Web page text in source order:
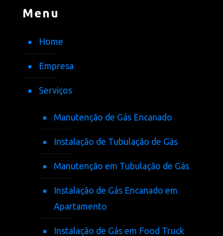
Menu
Home
Empresa
Serviços
Manutenção de Gás Encanado
Instalação de Tubulação de Gás
Manutenção em Tubulação de Gás
Instalação de Gás Encanado em
Apartamento
Instalação de Gás em Food Truck